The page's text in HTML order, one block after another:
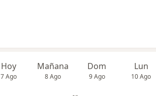
Hoy
7 Ago
Mañana
8 Ago
Dom
9 Ago
Lun
10 Ago